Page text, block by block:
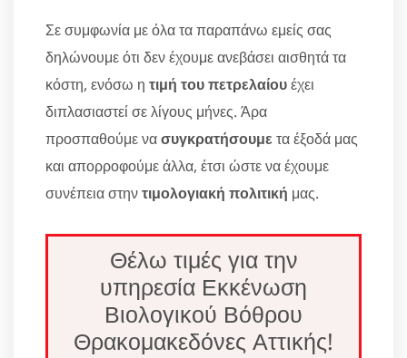
Σε συμφωνία με όλα τα παραπάνω εμείς σας
δηλώνουμε ότι δεν έχουμε ανεβάσει αισθητά τα
κόστη, ενόσω η τιμή του πετρελαίουέχει
διπλασιαστεί σε λίγους μήνες. Άρα
προσπαθούμε νασυγκρατήσουμε τα έξοδά μας
και απορροφούμε άλλα, έτσι ώστε να έχουμε
συνέπεια στηντιμολογιακή πολιτική μας.
Θέλω τιμές για την
υπηρεσία Εκκένωση
Βιολογικού Βόθρου
Θρακομακεδόνες Αττικής!